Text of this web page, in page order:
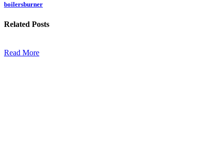
boilersburner
Related Posts
Read More